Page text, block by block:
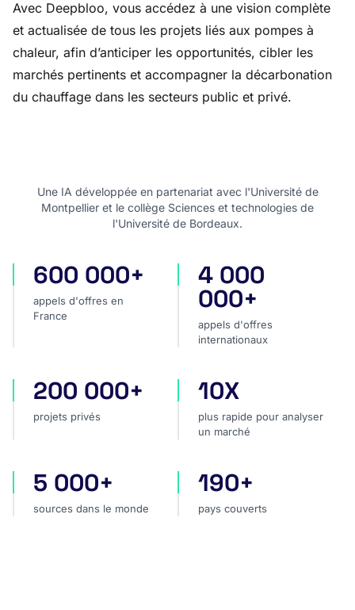
Avec Deepbloo, vous accédez à une vision complète
et actualisée de tous les projets liés aux pompes à
chaleur, afin d’anticiper les opportunités, cibler les
marchés pertinents et accompagner la décarbonation
du chauffage dans les secteurs public et privé.
Une IA développée en partenariat avec l'Université de
Montpellier et le collège Sciences et technologies de
l'Université de Bordeaux.
appels d'offres en France
600 000+
appels d'offres en
France
appels d'offres
4 000
000+
appels d'offres
internationaux
projets privés
200 000+
projets privés
plus rapide pour analyser
10X
plus rapide pour analyser
un marché
sources dans le monde
5 000+
sources dans le monde
pays couverts
190+
pays couverts